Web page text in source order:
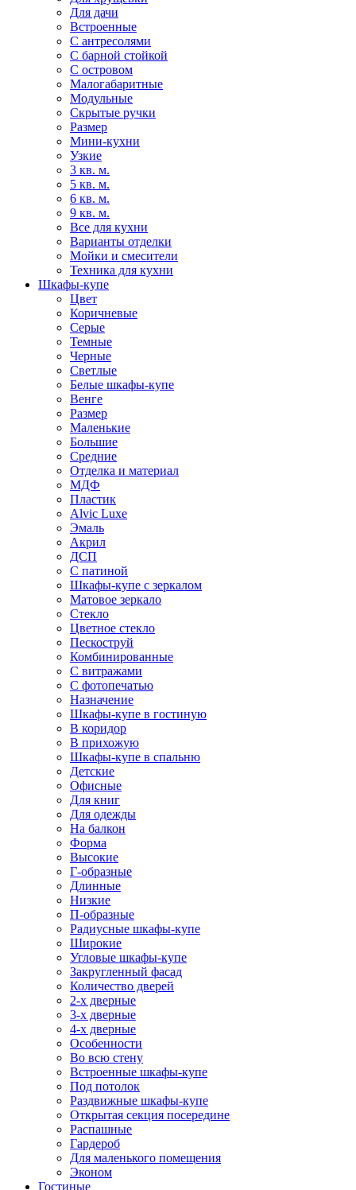
Для дачи
Встроенные
С антресолями
С барной стойкой
С островом
Малогабаритные
Модульные
Скрытые ручки
Размер
Мини-кухни
Узкие
3 кв. м.
5 кв. м.
6 кв. м.
9 кв. м.
Все для кухни
Варианты отделки
Мойки и смесители
Техника для кухни
Шкафы-купе
Цвет
Коричневые
Серые
Темные
Черные
Светлые
Белые шкафы-купе
Венге
Размер
Маленькие
Большие
Средние
Отделка и материал
МДФ
Пластик
Alvic Luxe
Эмаль
Акрил
ДСП
С патиной
Шкафы-купе с зеркалом
Матовое зеркало
Стекло
Цветное стекло
Пескоструй
Комбинированные
С витражами
С фотопечатью
Назначение
Шкафы-купе в гостиную
В коридор
В прихожую
Шкафы-купе в спальню
Детские
Офисные
Для книг
Для одежды
На балкон
Форма
Высокие
Г-образные
Длинные
Низкие
П-образные
Радиусные шкафы-купе
Широкие
Угловые шкафы-купе
Закругленный фасад
Количество дверей
2-х дверные
3-х дверные
4-х дверные
Особенности
Во всю стену
Встроенные шкафы-купе
Под потолок
Раздвижные шкафы-купе
Открытая секция посередине
Распашные
Гардероб
Для маленького помещения
Эконом
Гостиные